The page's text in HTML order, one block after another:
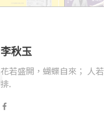
李秋玉
花若盛開，蝴蝶自來； 人
排.